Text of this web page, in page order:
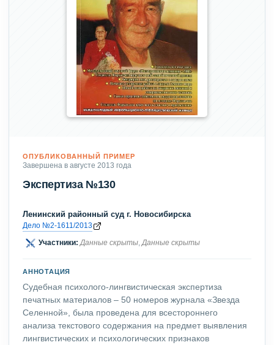
ОПУБЛИКОВАННЫЙ ПРИМЕР
Завершена в августе 2013 года
Экспертиза №130
Ленинский районный суд г. Новосибирска
Дело №2-1611/2013
Участники: Данные скрыты,Данные скрыты
АННОТАЦИЯ
Судебная психолого-лингвистическая экспертиза
печатных материалов – 50 номеров журнала «Звезда
Селенной», была проведена для всестороннего
анализа текстового содержания на предмет выявления
лингвистических и психологических признаков